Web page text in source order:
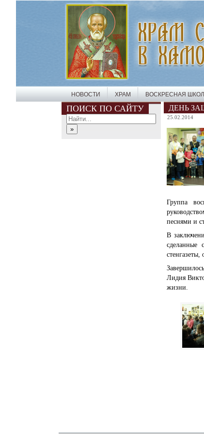
НОВОСТИ ХРАМ ВОСКРЕСНАЯ
ПОИСК ПО САЙТУ ДЕНЬ
25.02.2014
Группа
песнями и
В
сделанные
Лидия
жизни.